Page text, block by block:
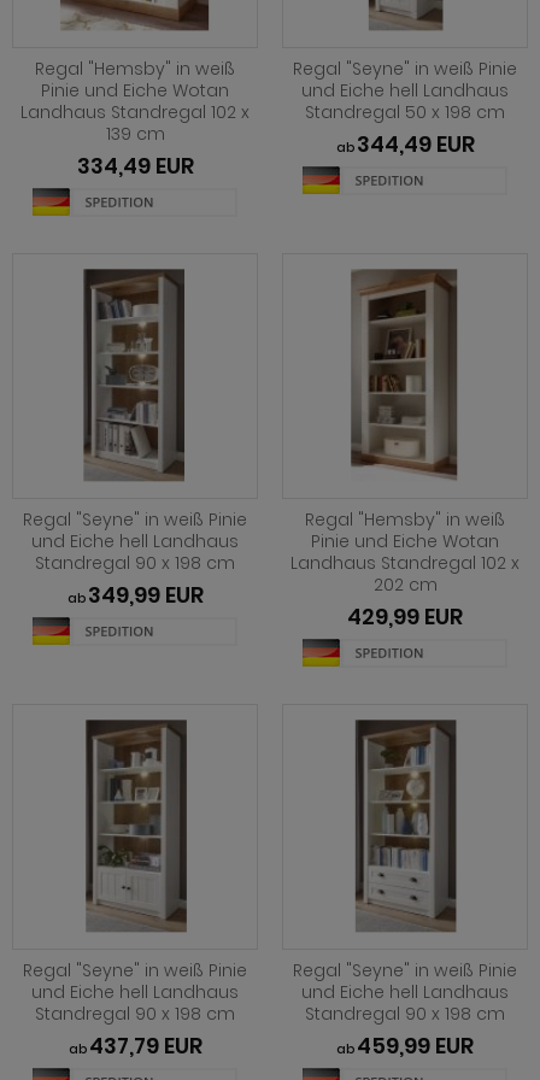
Regal "Hemsby" in weiß
Pinie und Eiche Wotan
Landhaus Standregal 102 x
139 cm
334,49 EUR
Regal "Seyne" in weiß Pinie
und Eiche hell Landhaus
Standregal 50 x 198 cm
ab 344,49 EUR
Regal "Seyne" in weiß Pinie
und Eiche hell Landhaus
Standregal 90 x 198 cm
ab 349,99 EUR
Regal "Hemsby" in weiß
Pinie und Eiche Wotan
Landhaus Standregal 102 x
202 cm
429,99 EUR
Regal "Seyne" in weiß Pinie
und Eiche hell Landhaus
Standregal 90 x 198 cm
ab 437,79 EUR
Regal "Seyne" in weiß Pinie
und Eiche hell Landhaus
Standregal 90 x 198 cm
ab 459,99 EUR
Niran
Nobile
Norwich
Onawa grün
Option Jackson Eiche
Option Kaschmir
Piano
Ribera
Rideau
Rivian
Ronson
Rovola
Sena
Sentra
Seyne
Starlet
Stove Old Style hell
Sunroof
Timber
Norris
Norwich
Ocean
Palamos
Paterno
Piano
Plate
Positano
Prime
Ribera
Rivian
Romina
Ronin Eiche
Ronson
Rooky weiß
Rovola
Rubin weiß
Scandik
Sentra
Seyne
Stove Old Style hell